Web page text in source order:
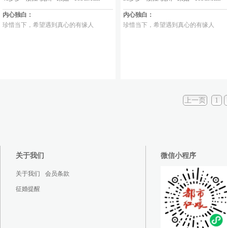
内心独白：
珍惜当下，希望遇到真心的有缘人
内心独白：
珍惜当下，希望遇到真心的有缘人
上一页 1
关于我们
关于我们 会员条款
征婚提醒
微信小程序